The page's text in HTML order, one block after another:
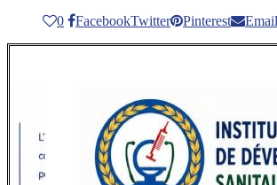
0 FacebookTwitter Pinterest Email